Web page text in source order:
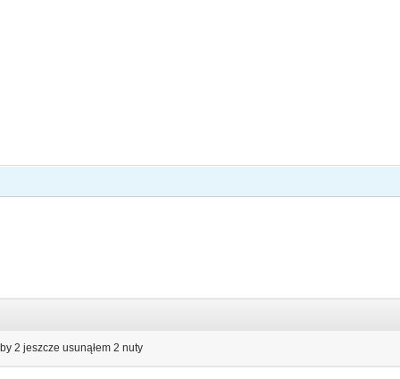
2 jeszcze usunąłem 2 nuty